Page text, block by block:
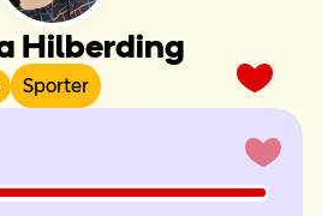
Hilberding
Sporter